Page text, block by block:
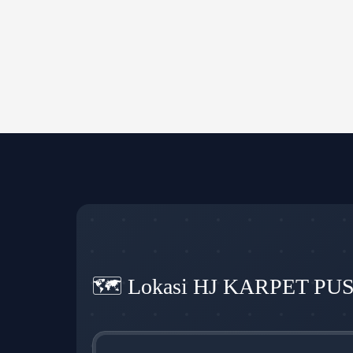
🗺️ Lokasi HJ KARPET